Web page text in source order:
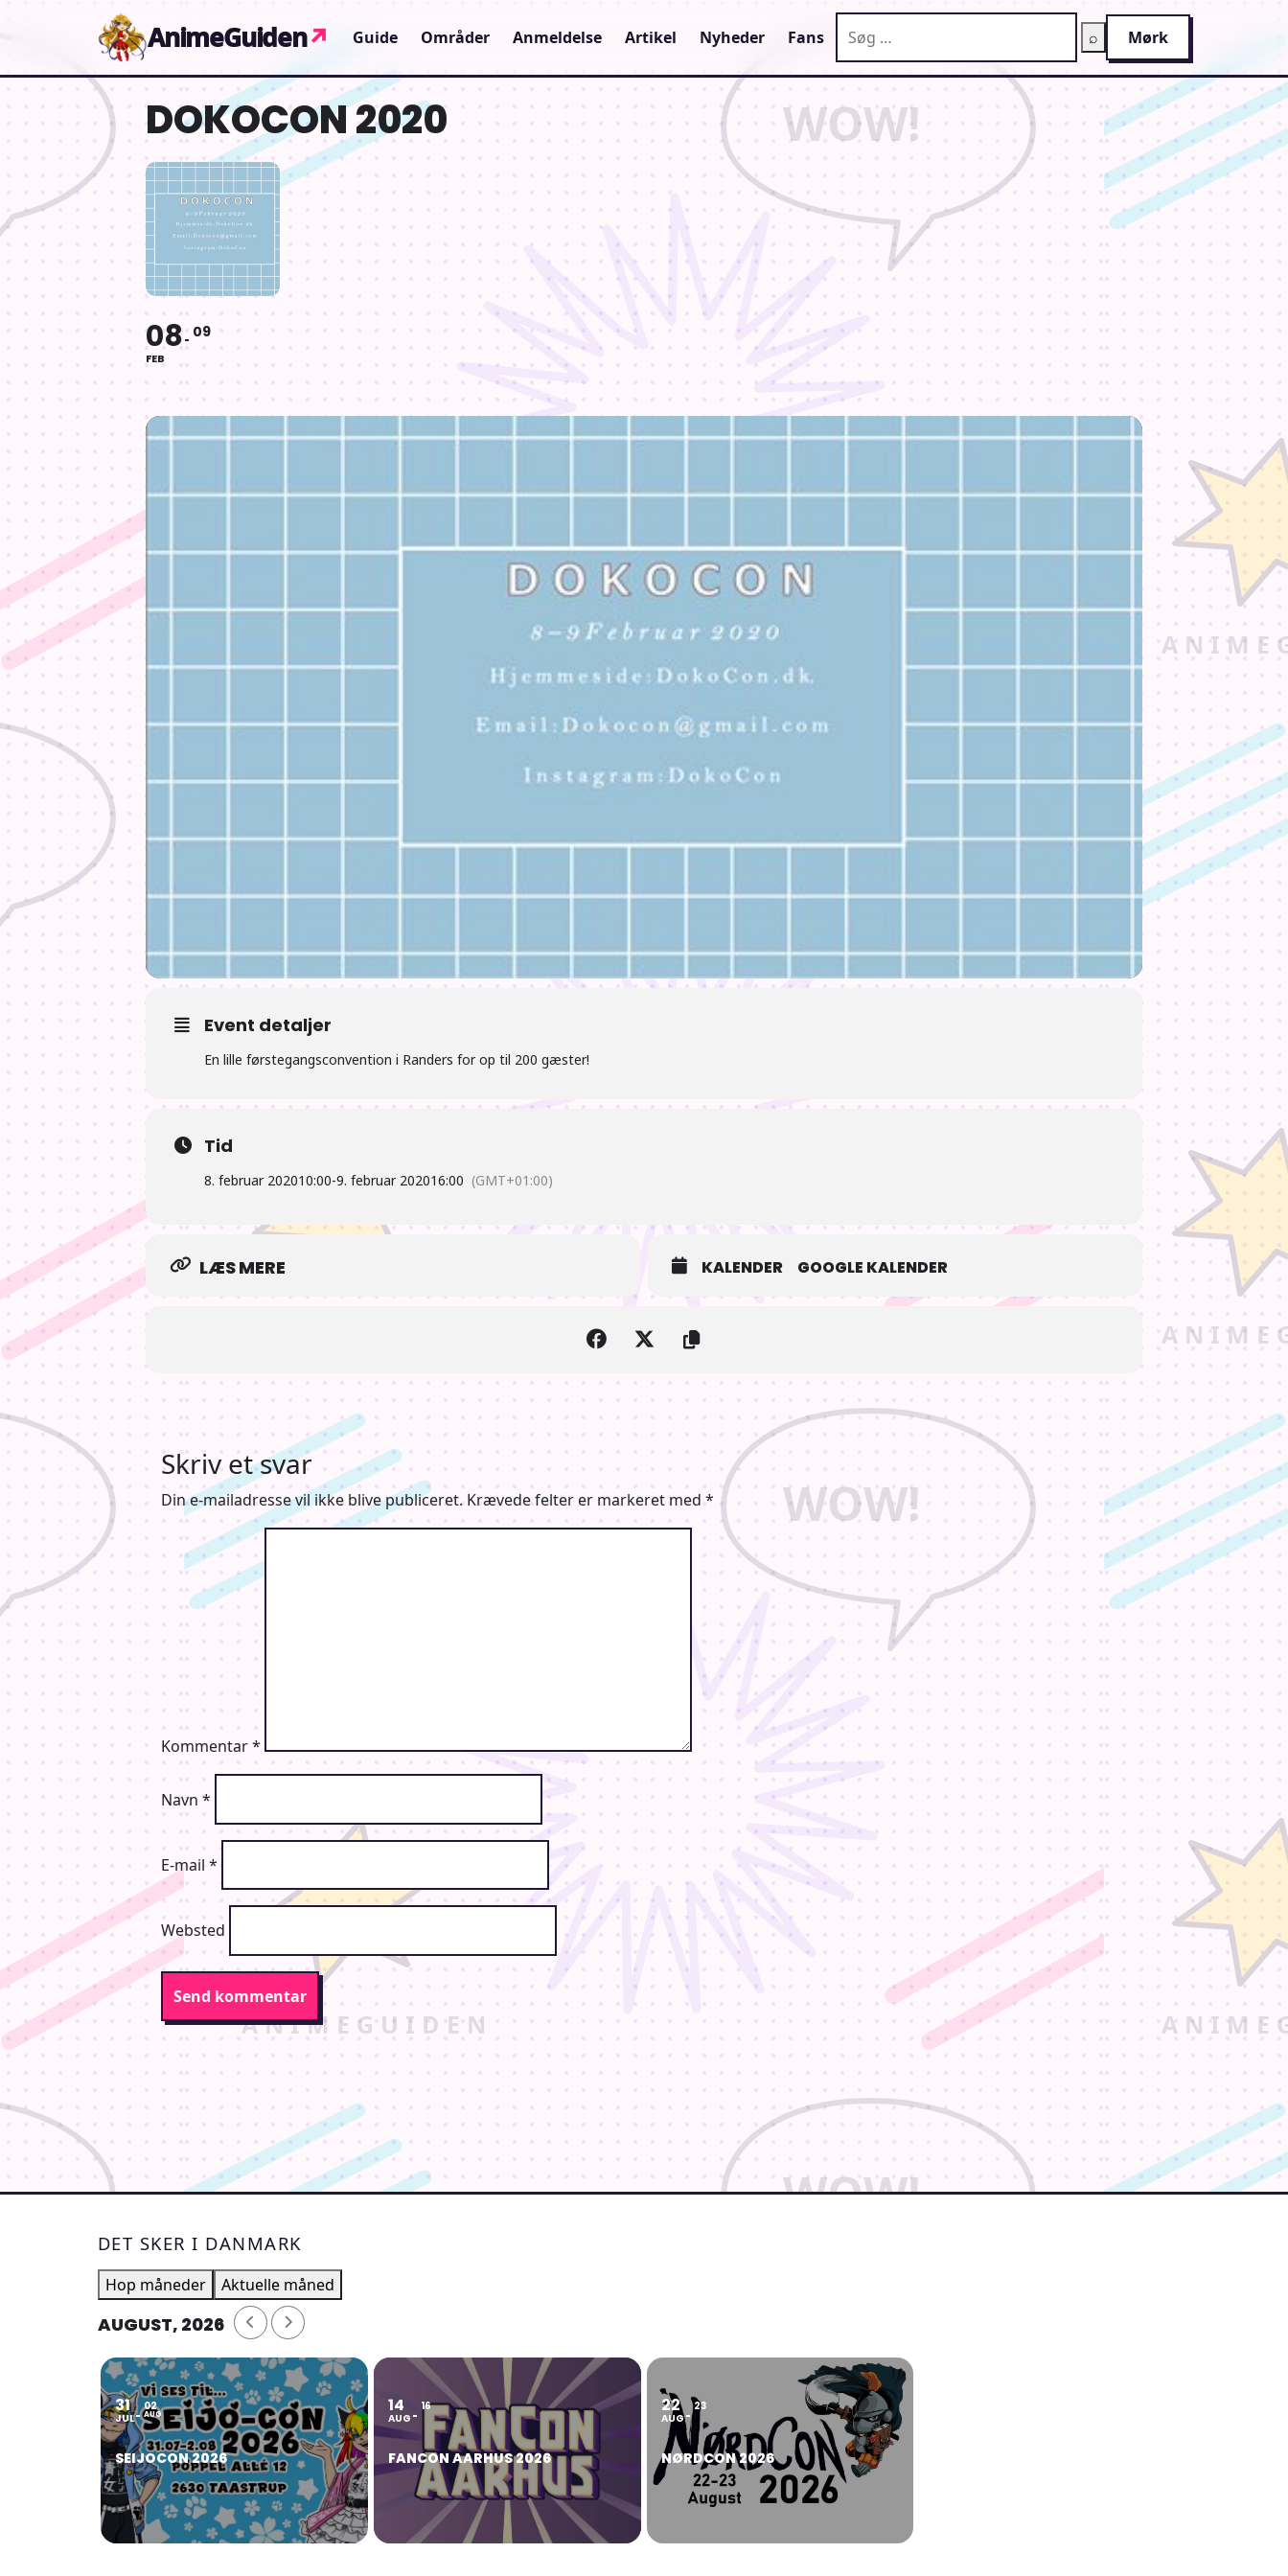
AnimeGuiden↗ Guide Områder Anmeldelse Artikel Nyheder Fans ⌕ Mørk
DOKOCON 2020
08
FEB
09
Event detaljer
En lille førstegangsconvention i Randers for op til 200 gæster!
Tid
8. februar 202010:00-9. februar 202016:00 (GMT+01:00)
LÆS MERE KALENDER GOOGLE KALENDER
Skriv et svar
Din e-mailadresse vil ikke blive publiceret. Krævede felter er markeret med *
Kommentar*
Navn *
E-mail *
Websted
DET SKER I DANMARK
Hop måneder Aktuelle måned
AUGUST, 2026
31
JUL
02
AUG
SEIJOCON 2026
14
AUG
16
FANCON AARHUS 2026
22
AUG
23
NØRDCON 2026